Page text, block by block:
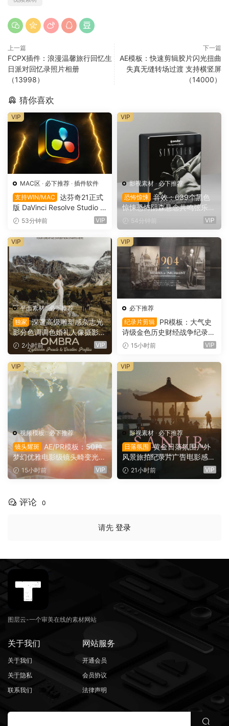
上一篇
FCPX插件：浪漫温馨旅行回忆生
日派对回忆录照片相册
（13998）
下一篇
AE模板：快速剪辑胶片闪光扭曲
失真无缝转场过渡 支持横竖屏
（14000）
猜你喜欢
MAC区 · 必下推荐 · 插件软件
支持WIN/MAC
达芬奇21正式
版 DaVinci Resolve Studio 2
1.0.4 支持Win/Mac（9736）
53分钟前 VIP
VIP
影视素材 · 必下推荐
恐怖惊悚 音效：639个黑色
惊悚恐怖阴森悬念共鸣弦乐电
影广告游戏音效素材 Ocular
Sounds – Sinister – Horror S
FX
54分钟前 VIP
VIP
平面素材·必下推荐
独家
深邃高级雕塑感杂志光
影分色调调色婚礼人像摄影Li
ghtroom预设 Archipelago Q
uest – QUEST 61 OMBRA
（16147）
2小时前 VIP
VIP
必下推荐
纪录片剪辑
PR模板：大气史
诗级金色历史财经战争纪录片
时间线开场片头（16146）
15小时前 VIP
VIP
视频模板· 必下推荐
镜头耀斑
AE/PR模板：50种
梦幻优雅电影级镜头畸变光学
镜头耀斑折射漏光4K婚礼、
音乐、剪辑转场叠加模板（16
15小时前 VIP
VIP
影视素材 · 必下推荐
日落氛围
黄金日落氛围户外
风景旅拍纪录片广告电影感短
片达芬奇调色节点+LUT调色
预设（16144）
21小时前 VIP
VIP
评论 0
请先 登录
图层云-一个审美在线的素材网站
关于我们
关于我们
关于隐私
联系我们
网站服务
开通会员
会员协议
法律声明